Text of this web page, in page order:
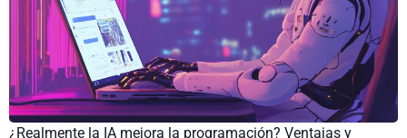
¿Realmente la IA mejora la programación? Ventajas y